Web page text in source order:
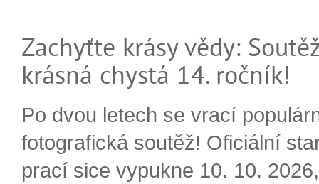
Zachyťte krásy vědy:
krásná chystá 14. ročník!
Po dvou letech se vrací
fotografická soutěž! Oficiální
prací sice vypukne 10. 10.